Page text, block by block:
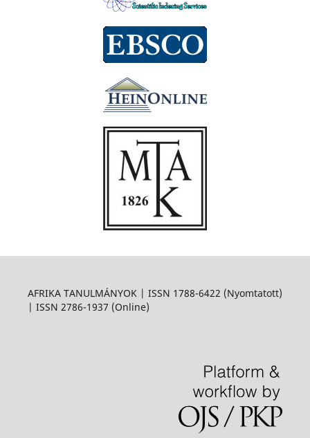
AFRIKA TANULMÁNYOK | ISSN 1788-6422 (Nyomtatott)
| ISSN 2786-1937 (Online)